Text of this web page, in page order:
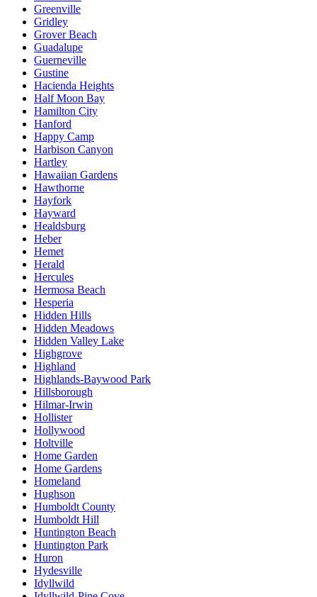
Greenville
Gridley
Grover Beach
Guadalupe
Guerneville
Gustine
Hacienda Heights
Half Moon Bay
Hamilton City
Hanford
Happy Camp
Harbison Canyon
Hartley
Hawaiian Gardens
Hawthorne
Hayfork
Hayward
Healdsburg
Heber
Hemet
Herald
Hercules
Hermosa Beach
Hesperia
Hidden Hills
Hidden Meadows
Hidden Valley Lake
Highgrove
Highland
Highlands-Baywood Park
Hillsborough
Hilmar-Irwin
Hollister
Hollywood
Holtville
Home Garden
Home Gardens
Homeland
Hughson
Humboldt County
Humboldt Hill
Huntington Beach
Huntington Park
Huron
Hydesville
Idyllwild